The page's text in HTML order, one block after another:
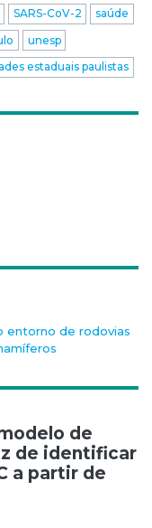
SARS-CoV-2
saúde
unesp
estaduais paulistas
entorno de rodovias
de
de identificar
a partir de